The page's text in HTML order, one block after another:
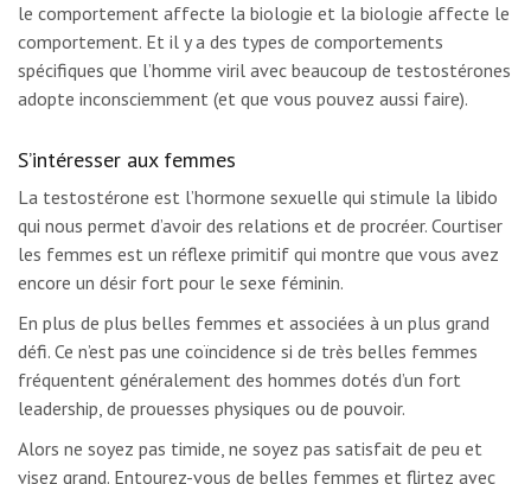
le comportement affecte la biologie et la biologie affecte le
comportement. Et il y a des types de comportements
spécifiques que l’homme viril avec beaucoup de testostérones
adopte inconsciemment (et que vous pouvez aussi faire).
S’intéresser aux femmes
La testostérone est l’hormone sexuelle qui stimule la libido
qui nous permet d’avoir des relations et de procréer. Courtiser
les femmes est un réflexe primitif qui montre que vous avez
encore un désir fort pour le sexe féminin.
En plus de plus belles femmes et associées à un plus grand
défi. Ce n’est pas une coïncidence si de très belles femmes
fréquentent généralement des hommes dotés d’un fort
leadership, de prouesses physiques ou de pouvoir.
Alors ne soyez pas timide, ne soyez pas satisfait de peu et
visez grand. Entourez-vous de belles femmes et flirtez avec